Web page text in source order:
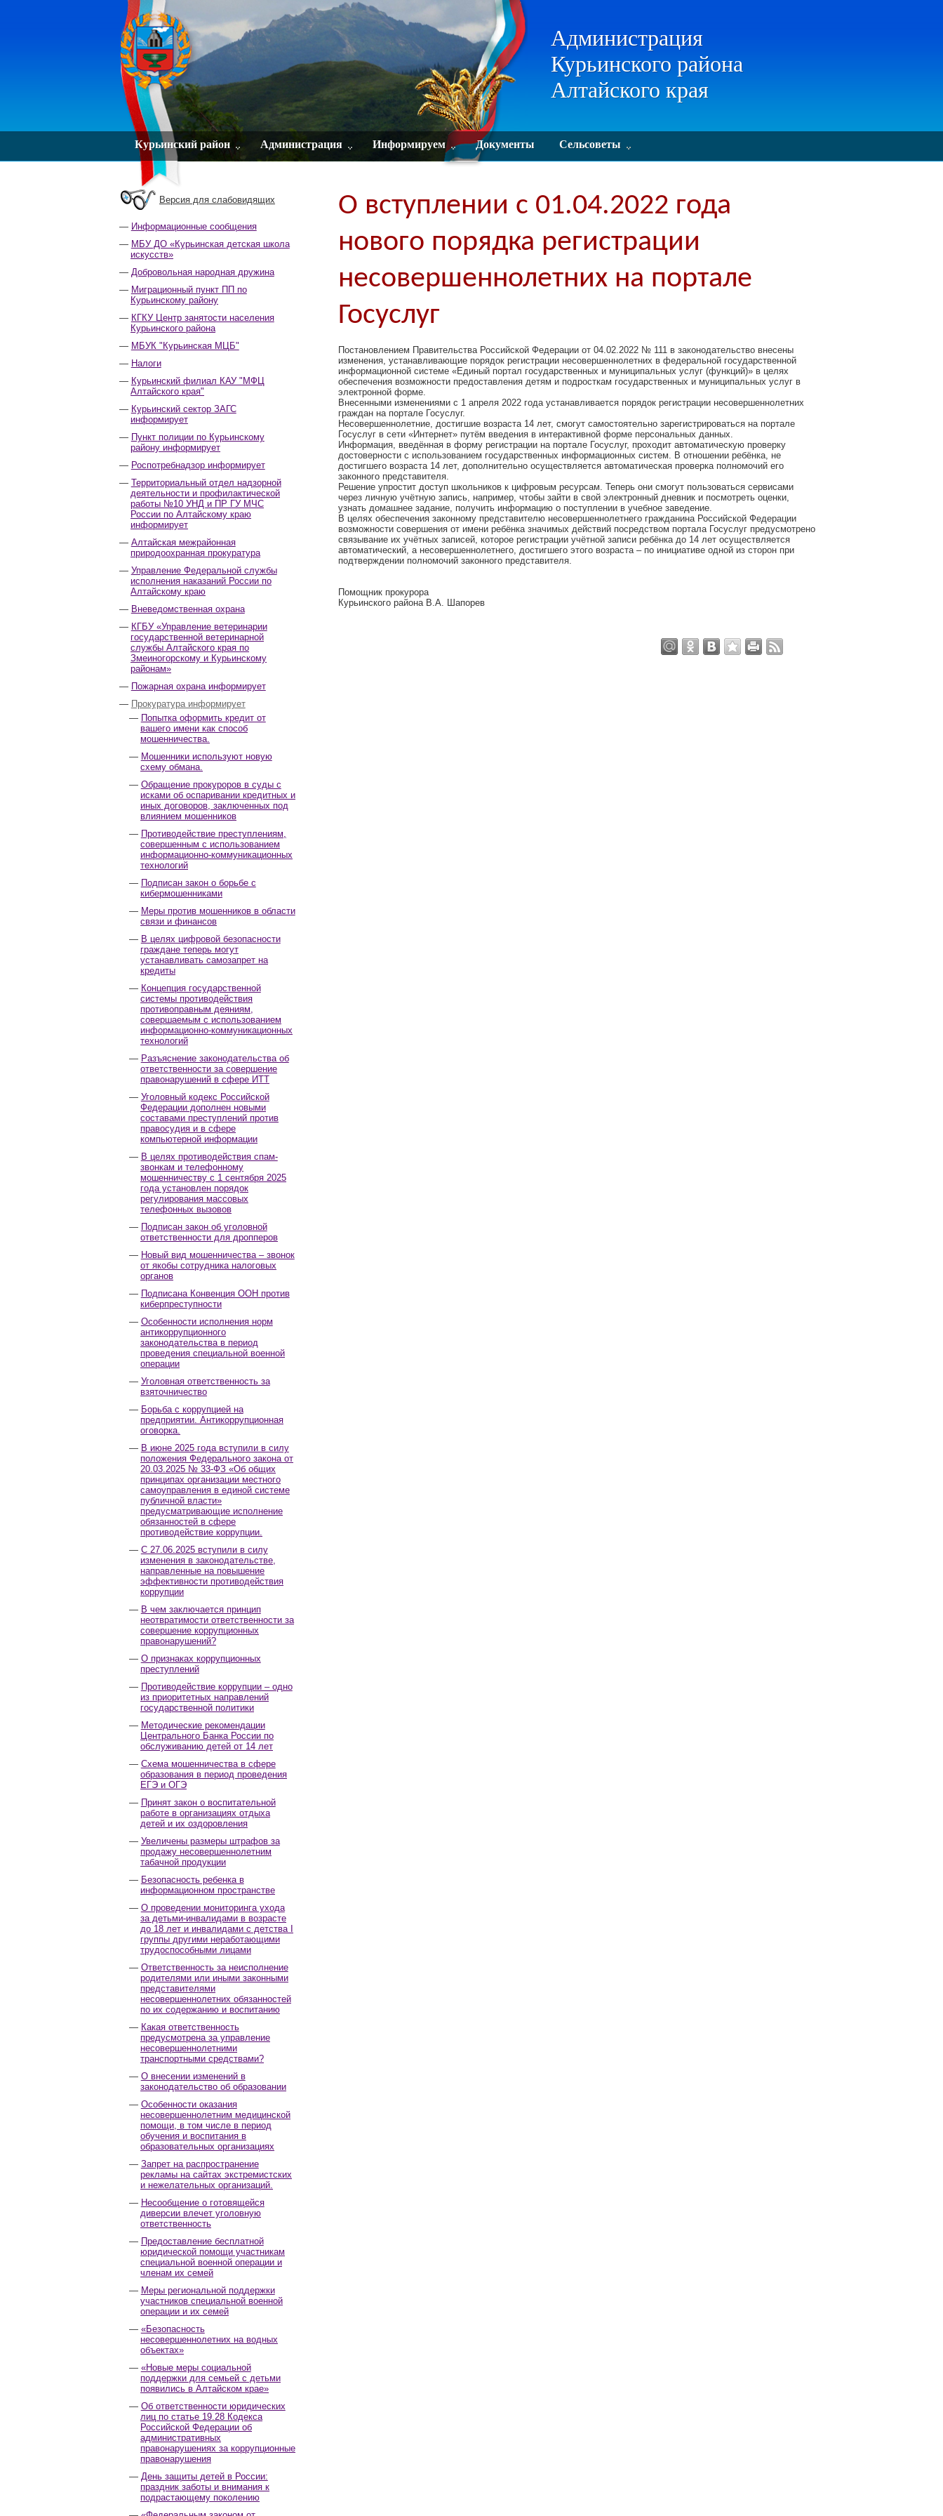
Администрация
Курьинского района
Алтайского края
Курьинский район Администрация Информируем Документы Сельсоветы
Версия для слабовидящих
Информационные сообщения
МБУ ДО «Курьинская детская школа
искусств»
Добровольная народная дружина
Миграционный пункт ПП по
Курьинскому району
КГКУ Центр занятости населения
Курьинского района
МБУК "Курьинская МЦБ"
Налоги
Курьинский филиал КАУ "МФЦ
Алтайского края"
Курьинский сектор ЗАГС
информирует
Пункт полиции по Курьинскому
району информирует
Роспотребнадзор информирует
Территориальный отдел надзорной
деятельности и профилактической
работы №10 УНД и ПР ГУ МЧС
России по Алтайскому краю
информирует
Алтайская межрайонная
природоохранная прокуратура
Управление Федеральной службы
исполнения наказаний России по
Алтайскому краю
Вневедомственная охрана
КГБУ «Управление ветеринарии
государственной ветеринарной
службы Алтайского края по
Змеиногорскому и Курьинскому
районам»
Пожарная охрана информирует
Прокуратура информирует
Попытка оформить кредит от
вашего имени как способ
мошенничества.
Мошенники используют новую
схему обмана.
Обращение прокуроров в суды с
исками об оспаривании кредитных и
иных договоров, заключенных под
влиянием мошенников
Противодействие преступлениям,
совершенным с использованием
информационно-коммуникационных
технологий
Подписан закон о борьбе с
кибермошенниками
Меры против мошенников в области
связи и финансов
В целях цифровой безопасности
граждане теперь могут
устанавливать самозапрет на
кредиты
Концепция государственной
системы противодействия
противоправным деяниям,
совершаемым с использованием
информационно-коммуникационных
технологий
Разъяснение законодательства об
ответственности за совершение
правонарушений в сфере ИТТ
Уголовный кодекс Российской
Федерации дополнен новыми
составами преступлений против
правосудия и в сфере
компьютерной информации
В целях противодействия спам-
звонкам и телефонному
мошенничеству с 1 сентября 2025
года установлен порядок
регулирования массовых
телефонных вызовов
Подписан закон об уголовной
ответственности для дропперов
Новый вид мошенничества – звонок
от якобы сотрудника налоговых
органов
Подписана Конвенция ООН против
киберпреступности
Особенности исполнения норм
антикоррупционного
законодательства в период
проведения специальной военной
операции
Уголовная ответственность за
взяточничество
Борьба с коррупцией на
предприятии. Антикоррупционная
оговорка.
В июне 2025 года вступили в силу
положения Федерального закона от
20.03.2025 № 33-ФЗ «Об общих
принципах организации местного
самоуправления в единой системе
публичной власти»
предусматривающие исполнение
обязанностей в сфере
противодействие коррупции.
С 27.06.2025 вступили в силу
изменения в законодательстве,
направленные на повышение
эффективности противодействия
коррупции
В чем заключается принцип
неотвратимости ответственности за
совершение коррупционных
правонарушений?
О признаках коррупционных
преступлений
Противодействие коррупции – одно
из приоритетных направлений
государственной политики
Методические рекомендации
Центрального Банка России по
обслуживанию детей от 14 лет
Схема мошенничества в сфере
образования в период проведения
ЕГЭ и ОГЭ
Принят закон о воспитательной
работе в организациях отдыха
детей и их оздоровления
Увеличены размеры штрафов за
продажу несовершеннолетним
табачной продукции
Безопасность ребенка в
информационном пространстве
О проведении мониторинга ухода
за детьми-инвалидами в возрасте
до 18 лет и инвалидами с детства I
группы другими неработающими
трудоспособными лицами
Ответственность за неисполнение
родителями или иными законными
представителями
несовершеннолетних обязанностей
по их содержанию и воспитанию
Какая ответственность
предусмотрена за управление
несовершеннолетними
транспортными средствами?
О внесении изменений в
законодательство об образовании
Особенности оказания
несовершеннолетним медицинской
помощи, в том числе в период
обучения и воспитания в
образовательных организациях
Запрет на распространение
рекламы на сайтах экстремистских
и нежелательных организаций.
Несообщение о готовящейся
диверсии влечет уголовную
ответственность
Предоставление бесплатной
юридической помощи участникам
специальной военной операции и
членам их семей
Меры региональной поддержки
участников специальной военной
операции и их семей
«Безопасность
несовершеннолетних на водных
объектах»
«Новые меры социальной
поддержки для семьей с детьми
появились в Алтайском крае»
Об ответственности юридических
лиц по статье 19.28 Кодекса
Российской Федерации об
административных
правонарушениях за коррупционные
правонарушения
День защиты детей в России:
праздник заботы и внимания к
подрастающему поколению
О вступлении с 01.04.2022 года
нового порядка регистрации
несовершеннолетних на портале
Госуслуг
Постановлением Правительства Российской Федерации от 04.02.2022 № 111 в законодательство внесены
изменения, устанавливающие порядок регистрации несовершеннолетних в федеральной государственной
информационной системе «Единый портал государственных и муниципальных услуг (функций)» в целях
обеспечения возможности предоставления детям и подросткам государственных и муниципальных услуг в
электронной форме.
Внесенными изменениями с 1 апреля 2022 года устанавливается порядок регистрации несовершеннолетних
граждан на портале Госуслуг.
Несовершеннолетние, достигшие возраста 14 лет, смогут самостоятельно зарегистрироваться на портале
Госуслуг в сети «Интернет» путём введения в интерактивной форме персональных данных.
Информация, введённая в форму регистрации на портале Госуслуг, проходит автоматическую проверку
достоверности с использованием государственных информационных систем. В отношении ребёнка, не
достигшего возраста 14 лет, дополнительно осуществляется автоматическая проверка полномочий его
законного представителя.
Решение упростит доступ школьников к цифровым ресурсам. Теперь они смогут пользоваться сервисами
через личную учётную запись, например, чтобы зайти в свой электронный дневник и посмотреть оценки,
узнать домашнее задание, получить информацию о поступлении в учебное заведение.
В целях обеспечения законному представителю несовершеннолетнего гражданина Российской Федерации
возможности совершения от имени ребёнка значимых действий посредством портала Госуслуг предусмотрено
связывание их учётных записей, которое регистрации учётной записи ребёнка до 14 лет осуществляется
автоматический, а несовершеннолетнего, достигшего этого возраста – по инициативе одной из сторон при
подтверждении полномочий законного представителя.
Помощник прокурора
Курьинского района В.А. Шапорев